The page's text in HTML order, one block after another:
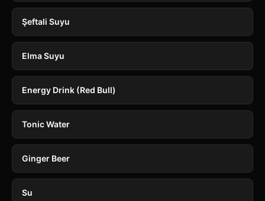
Şeftali Suyu
Elma Suyu
Energy Drink (Red Bull)
Tonic Water
Ginger Beer
Su